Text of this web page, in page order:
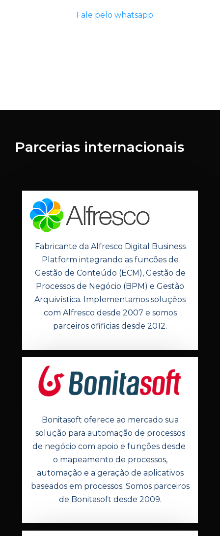
Fale pelo whatsapp
Parcerias internacionais
Fabricante da Alfresco Digital Business
Platform integrando as funcões de
Gestão de Conteúdo (ECM), Gestão de
Processos de Negócio (BPM) e Gestão
Arquivística. Implementamos soluçẽos
com Alfresco desde 2007 e somos
parceiros ofificias desde 2012.
Bonitasoft oferece ao mercado sua
solução para automação de processos
de negócio com apoio e funções desde
o mapeamento de processos,
automação e a geração de aplicativos
baseados em processos. Somos parceiros
de Bonitasoft desde 2009.